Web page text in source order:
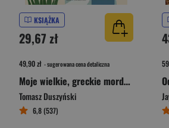
KSIĄŻKA
29,67 zł
49,90 zł - sugerowana cena detaliczna
Moje wielkie, greckie morderstwo
Tomasz Duszyński
6,8 (537)